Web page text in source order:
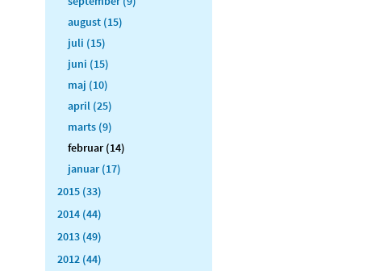
august (15)
juli (15)
juni (15)
maj (10)
april (25)
marts (9)
februar (14)
januar (17)
2015 (33)
2014 (44)
2013 (49)
2012 (44)